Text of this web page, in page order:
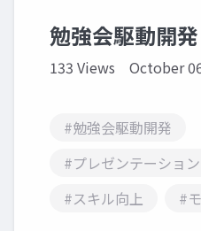
勉強会駆動開発
133 Views October
#勉強会駆動開発
#プレゼンテーション
#スキル向上
#